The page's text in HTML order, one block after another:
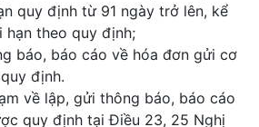
quy định từ 91 ngày trở lên, kể
theo quy định;
báo, báo cáo về hóa đơn gửi cơ
định.
về lập, gửi thông báo, báo cáo
quy định tại Điều 23, 25 Nghị